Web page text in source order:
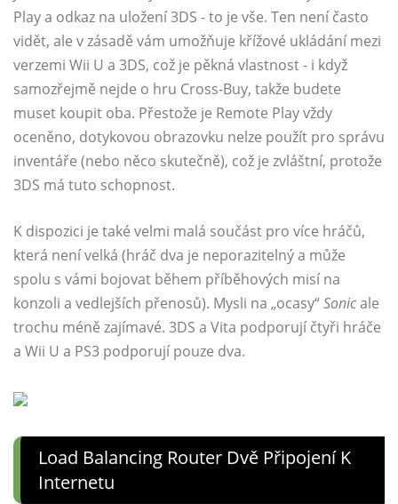
Play a odkaz na uložení 3DS - to je vše. Ten není často
vidět, ale v zásadě vám umožňuje křížové ukládání mezi
verzemi Wii U a 3DS, což je pěkná vlastnost - i když
samozřejmě nejde o hru Cross-Buy, takže budete
muset koupit oba. Přestože je Remote Play vždy
oceněno, dotykovou obrazovku nelze použít pro správu
inventáře (nebo něco skutečně), což je zvláštní, protože
3DS má tuto schopnost.
K dispozici je také velmi malá součást pro více hráčů,
která není velká (hráč dva je neporazitelný a může
spolu s vámi bojovat během příběhových misí na
konzoli a vedlejších přenosů). Mysli na „ocasy“Sonicale
trochu méně zajímavé. 3DS a Vita podporují čtyři hráče
a Wii U a PS3 podporují pouze dva.
Load Balancing Router Dvě Připojení K
Internetu